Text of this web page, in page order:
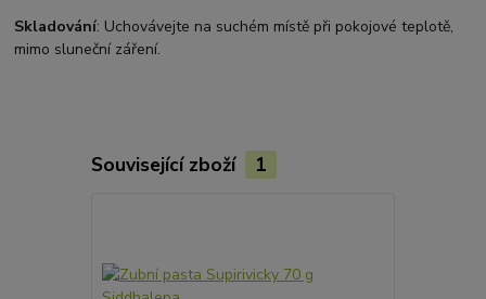
Skladování: Uchovávejte na suchém místě při pokojové teplotě,
mimo sluneční záření.
Související zboží 1